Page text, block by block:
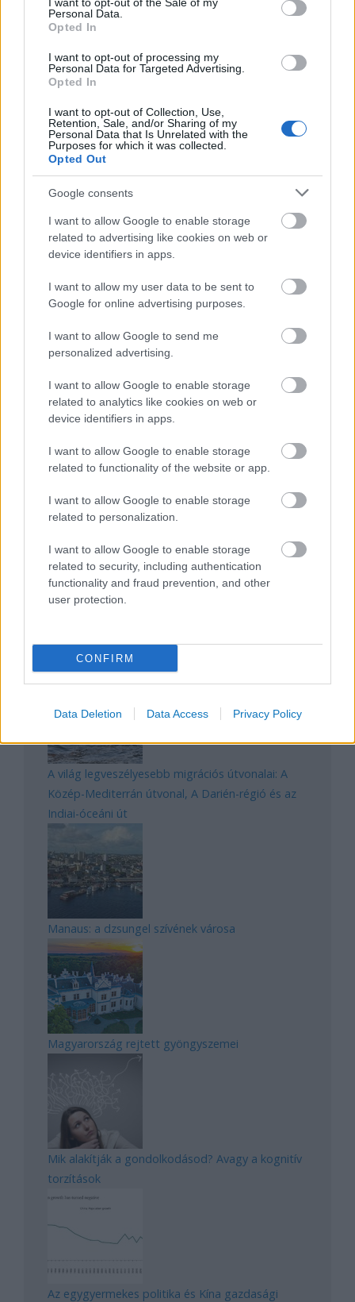
Personal Data.
Opted In
I want to opt-out of processing my
Personal Data for Targeted Advertising.
Opted In
I want to opt-out of Collection, Use,
Retention, Sale, and/or Sharing of my
Personal Data that Is Unrelated with the
Purposes for which it was collected.
Opted Out
Google consents
I want to allow Google to enable storage
related to advertising like cookies on web or
device identifiers in apps.
I want to allow my user data to be sent to
Google for online advertising purposes.
I want to allow Google to send me
personalized advertising.
I want to allow Google to enable storage
related to analytics like cookies on web or
device identifiers in apps.
I want to allow Google to enable storage
related to functionality of the website or app.
I want to allow Google to enable storage
related to personalization.
I want to allow Google to enable storage
related to security, including authentication
functionality and fraud prevention, and other
user protection.
CONFIRM
Data Deletion Data Access Privacy Policy
REAKTOR
LEGNÉPSZERŰBB
Manaus: a dzsungel szívének városa
Magyarország rejtett gyöngyszemei
Az egygyermekes politika és Kína gazdasági
kihívásai
Mik alakítják a gondolkodásod? Avagy a
kognitív torzítások
Közép-Mediterrán útvonal, A Darién-régió és
az Indiai-óceáni út
A közlekedés mérföldkövei
FACEBOOK
A közlekedés mérföldkövei
A világ legveszélyesebb migrációs útvonalai: A
Közép-Mediterrán útvonal, A Darién-régió és az
Indiai-óceáni út
Manaus: a dzsungel szívének városa
Magyarország rejtett gyöngyszemei
Mik alakítják a gondolkodásod? Avagy a kognitív
torzítások
Az egygyermekes politika és Kína gazdasági